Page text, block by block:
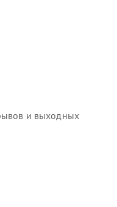
и выходных